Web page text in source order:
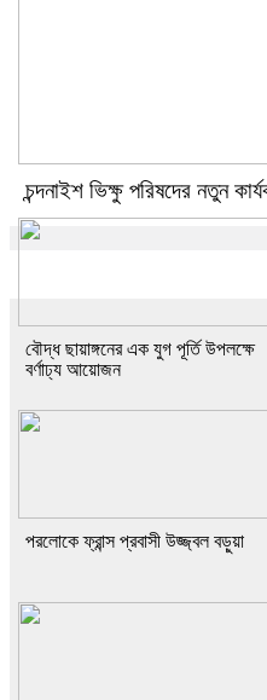
চন্দনাইশ ভিক্ষু পরিষদের নতুন
বৌদ্ধ ছায়াঙ্গনের এক যুগ পূর্তি উপলক্ষে
বর্ণাঢ্য আয়োজন
পরলোকে ফ্রান্স প্রবাসী উজ্জ্বল বড়ুয়া